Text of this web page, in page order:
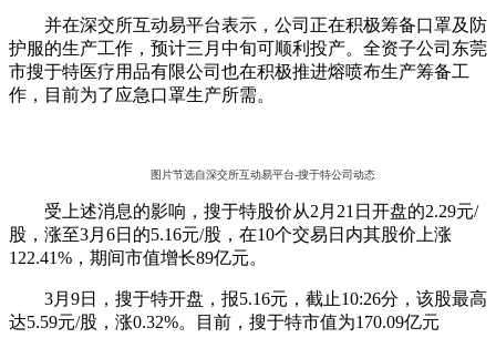
并在深交所互动易平台表示，公司正在积极筹备口罩及防
护服的生产工作，预计三月中旬可顺利投产。全资子公司东莞
市搜于特医疗用品有限公司也在积极推进熔喷布生产筹备工
作，目前为了应急口罩生产所需。
图片节选自深交所互动易平台-搜于特公司动态
受上述消息的影响，搜于特股价从2月21日开盘的2.29元/
股，涨至3月6日的5.16元/股，在10个交易日内其股价上涨
122.41%，期间市值增长89亿元。
3月9日，搜于特开盘，报5.16元，截止10:26分，该股最高
达5.59元/股，涨0.32%。目前，搜于特市值为170.09亿元